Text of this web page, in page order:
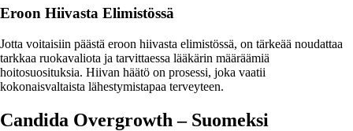
Eroon Hiivasta Elimistössä
Jotta voitaisiin päästä eroon hiivasta elimistössä, on tärkeää noudattaa
tarkkaa ruokavaliota ja tarvittaessa lääkärin määräämiä
hoitosuosituksia. Hiivan häätö on prosessi, joka vaatii
kokonaisvaltaista lähestymistapaa terveyteen.
Candida Overgrowth – Suomeksi